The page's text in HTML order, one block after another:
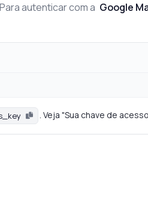
autenticar com a Google
. Veja "Sua chave de